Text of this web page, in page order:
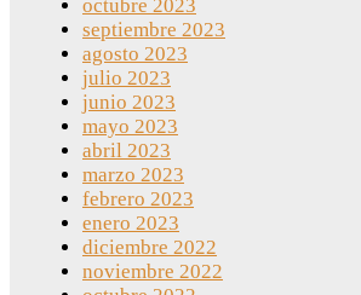
octubre 2023
septiembre 2023
agosto 2023
julio 2023
junio 2023
mayo 2023
abril 2023
marzo 2023
febrero 2023
enero 2023
diciembre 2022
noviembre 2022